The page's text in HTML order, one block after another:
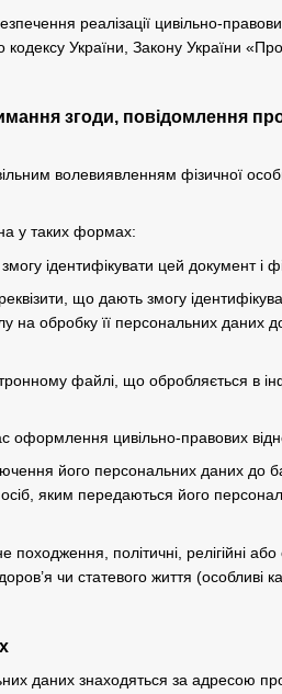
реалізації цивільно-
України, Закону України «Про
згоди, повідомлення
волевиявленням фізичної
у таких формах:
ідентифікувати цей документ і
що дають змогу
обробку її персональних даних
файлі, що обробляється в
оформлення цивільно-правових
його персональних даних до
яким передаються його
політичні, релігійні або
чи статевого життя (особливі
даних знаходяться за адресою